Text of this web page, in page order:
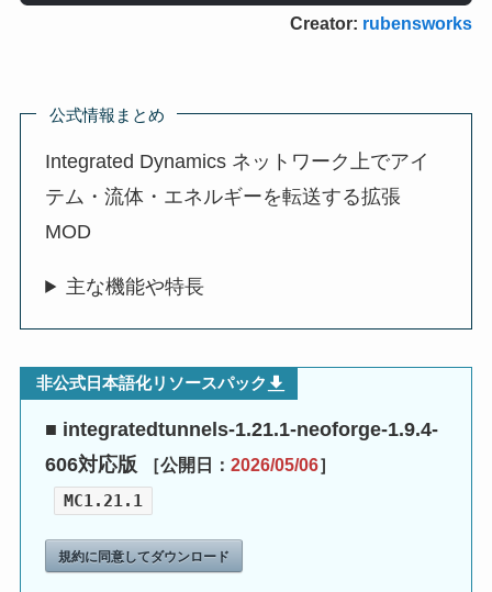
Creator: rubensworks
公式情報まとめ
Integrated Dynamics ネットワーク上でアイ
テム・流体・エネルギーを転送する拡張
MOD
主な機能や特長
非公式日本語化リソースパック
■ integratedtunnels-1.21.1-neoforge-1.9.4-
606対応版
［公開日：2026/05/06］
MC1.21.1
規約に同意してダウンロード